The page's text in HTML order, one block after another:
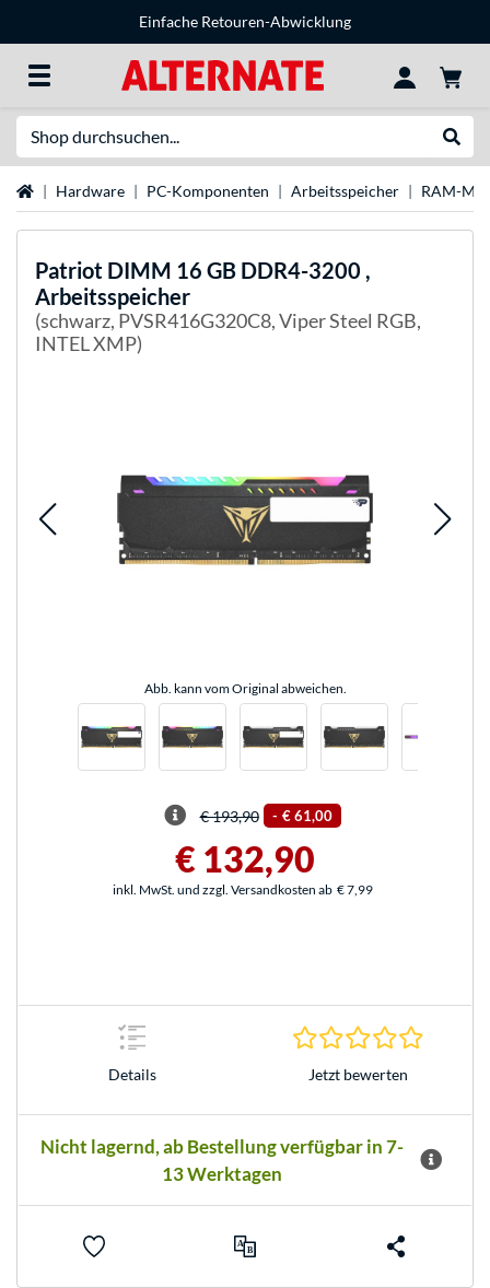
Einfache Retouren-Abwicklung
StartseiteHardware PC-Komponenten Arbeitsspeicher RAM-
Patriot DIMM 16 GB DDR4-3200 ,
Arbeitsspeicher
(schwarz, PVSR416G320C8, Viper Steel RGB,
INTEL XMP)
Abb. kann vom Original abweichen.
€ 193,90 - € 61,00
€ 132,90
inkl. MwSt. und zzgl. Versandkosten ab € 7,99
Details Jetzt bewerten
Nicht lagernd, ab Bestellung verfügbar in 7-
13 Werktagen